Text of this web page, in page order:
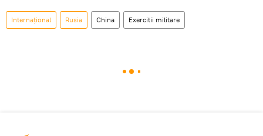
Internaţional Rusia China Exercitii militare